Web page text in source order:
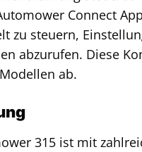
Connect
zu steuern,
abzurufen. Diese
ab.
315 ist mit